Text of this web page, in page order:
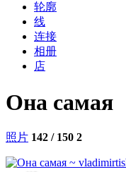
轮廓
线
连接
相册
店
Она самая
照片 142 / 150 2